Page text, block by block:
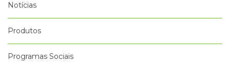
Notícias
Produtos
Programas Sociais